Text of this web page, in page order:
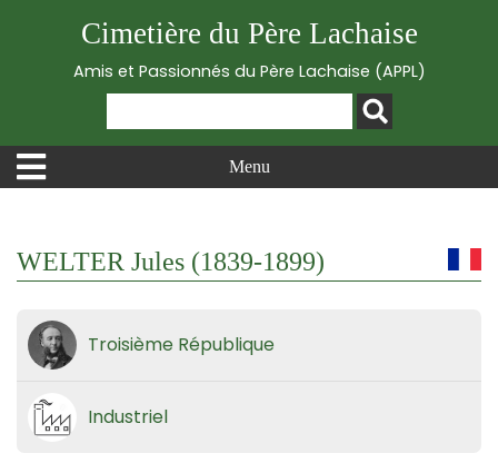
Cimetière du Père Lachaise
Amis et Passionnés du Père Lachaise (APPL)
Menu
WELTER Jules (1839-1899)
Troisième République
Industriel